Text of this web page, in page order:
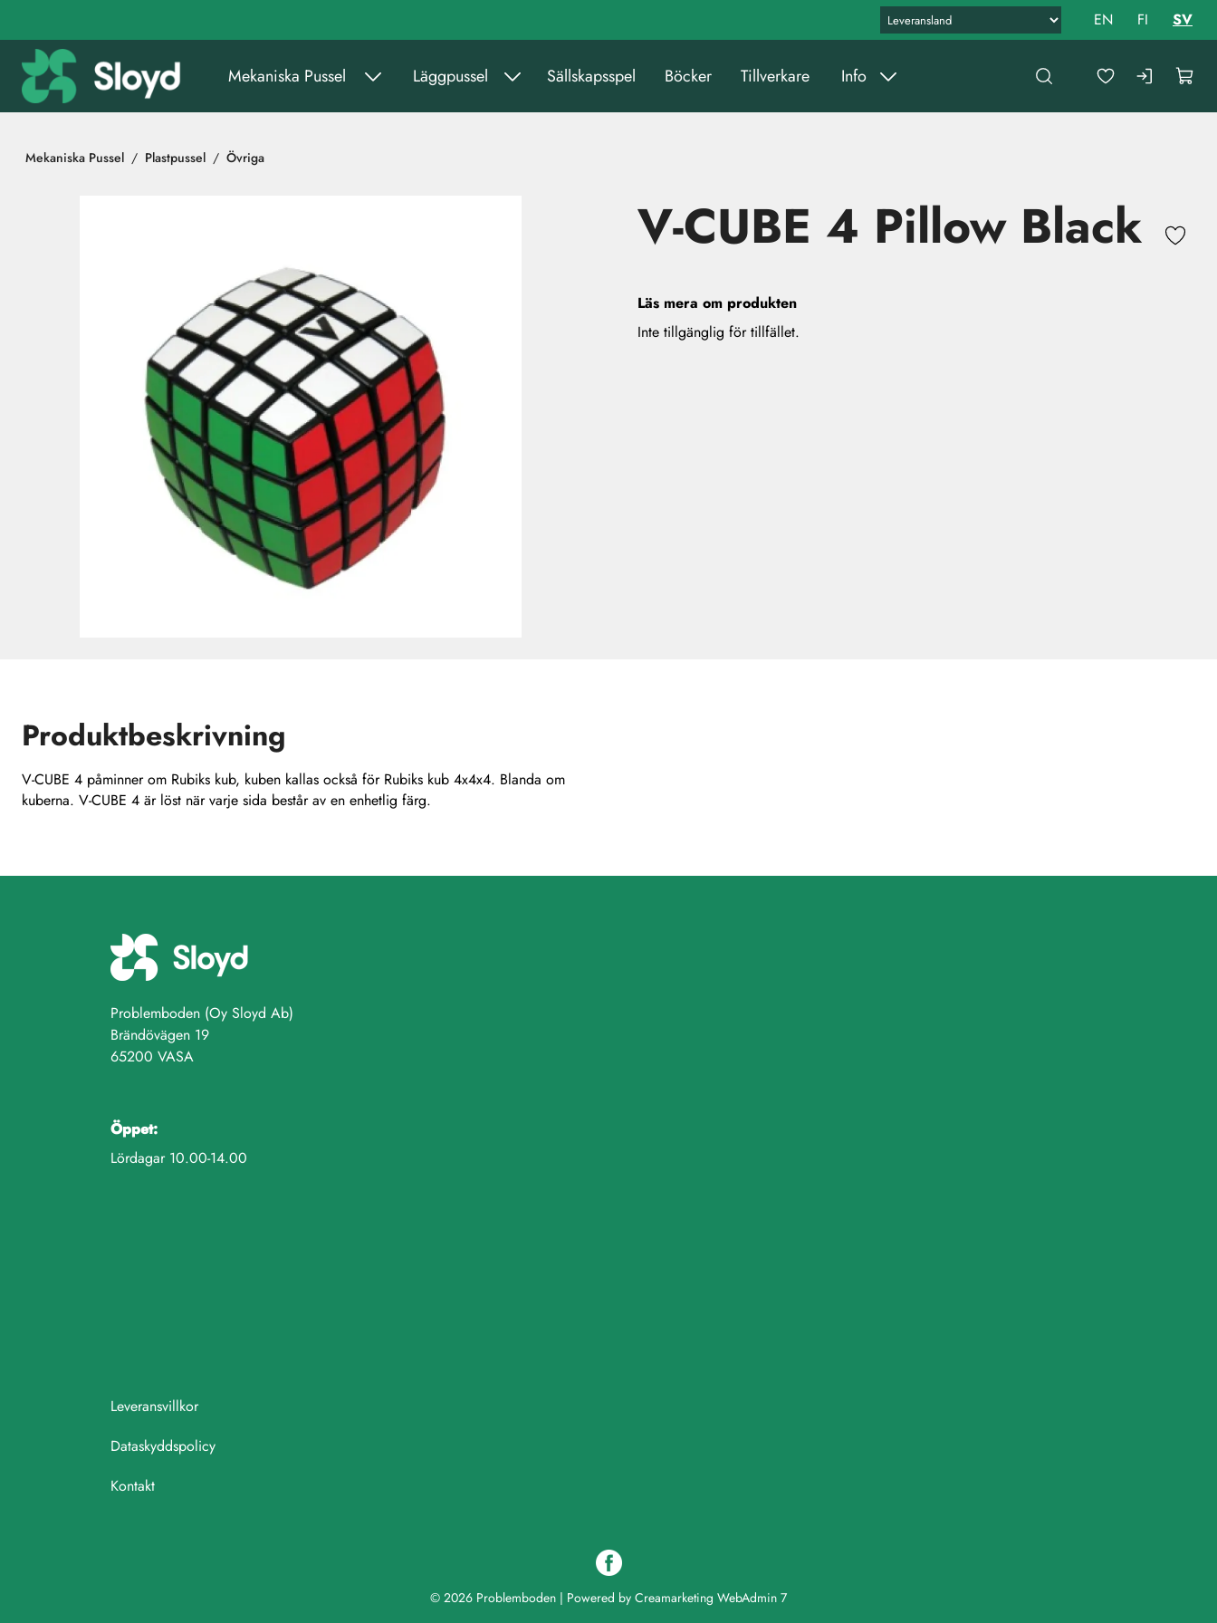
Mekaniska Pussel Läggpussel Sällskapsspel Böcker Tillverkare Info
EN FI SV
Mekaniska Pussel Plastpussel Övriga
V-CUBE 4 Pillow Black
Läs mera om produkten
Inte tillgänglig för tillfället.
Produktbeskrivning
V-CUBE 4 påminner om Rubiks kub, kuben kallas också för Rubiks kub 4x4x4. Blanda om
kuberna. V-CUBE 4 är löst när varje sida består av en enhetlig färg.
Problemboden (Oy Sloyd Ab)
Brändövägen 19
65200 VASA
Öppet:
Lördagar 10.00-14.00
Leveransvillkor
Dataskyddspolicy
Kontakt
© 2026 Problemboden | Powered by Creamarketing WebAdmin 7